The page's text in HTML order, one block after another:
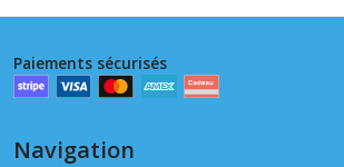
Paiements sécurisés
Navigation